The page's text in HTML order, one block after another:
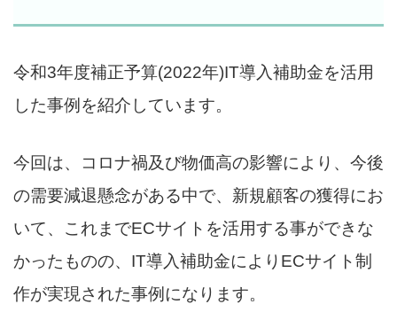
令和3年度補正予算(2022年)IT導入補助金を活用
した事例を紹介しています。
今回は、コロナ禍及び物価高の影響により、今後
の需要減退懸念がある中で、新規顧客の獲得にお
いて、これまでECサイトを活用する事ができな
かったものの、IT導入補助金によりECサイト制
作が実現された事例になります。